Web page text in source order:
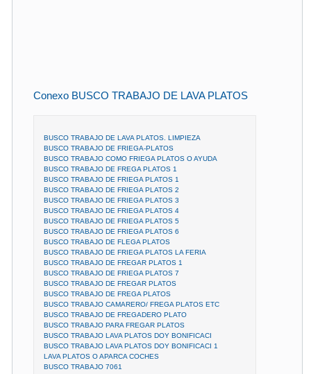
Conexo BUSCO TRABAJO DE LAVA PLATOS
BUSCO TRABAJO DE LAVA PLATOS. LIMPIEZA
BUSCO TRABAJO DE FRIEGA-PLATOS
BUSCO TRABAJO COMO FRIEGA PLATOS O AYUDA
BUSCO TRABAJO DE FREGA PLATOS 1
BUSCO TRABAJO DE FRIEGA PLATOS 1
BUSCO TRABAJO DE FRIEGA PLATOS 2
BUSCO TRABAJO DE FRIEGA PLATOS 3
BUSCO TRABAJO DE FRIEGA PLATOS 4
BUSCO TRABAJO DE FRIEGA PLATOS 5
BUSCO TRABAJO DE FRIEGA PLATOS 6
BUSCO TRABAJO DE FLEGA PLATOS
BUSCO TRABAJO DE FRIEGA PLATOS LA FERIA
BUSCO TRABAJO DE FREGAR PLATOS 1
BUSCO TRABAJO DE FRIEGA PLATOS 7
BUSCO TRABAJO DE FREGAR PLATOS
BUSCO TRABAJO DE FREGA PLATOS
BUSCO TRABAJO CAMARERO/ FREGA PLATOS ETC
BUSCO TRABAJO DE FREGADERO PLATO
BUSCO TRABAJO PARA FREGAR PLATOS
BUSCO TRABAJO LAVA PLATOS DOY BONIFICACI
BUSCO TRABAJO LAVA PLATOS DOY BONIFICACI 1
LAVA PLATOS O APARCA COCHES
BUSCO TRABAJO 7061